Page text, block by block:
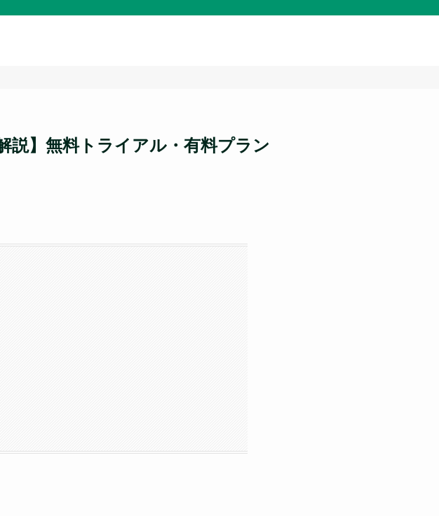
説】無料トライアル・有料プラン